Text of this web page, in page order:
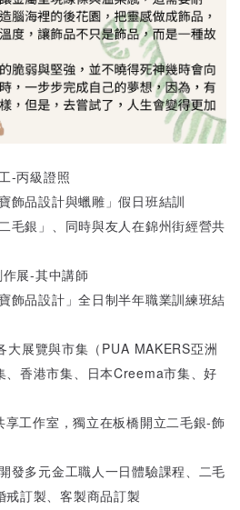
-丙級證照
飾品設計與蠟雕」假日班結訓
毛銀」、同時與友人在錦州街經營共
展-其中講師
飾品設計」全日制半年職業訓練班結
展覽與市集（PUA MAKERS亞洲
、香港市集、日本Creema市集、好
工作室，獨立在板橋開立二毛銀-飾
發多元金工職人一日體驗課程、二毛
訂製、客製商品訂製